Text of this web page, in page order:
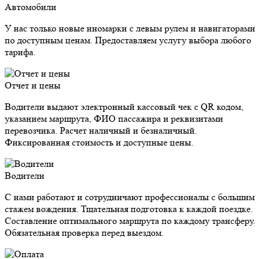
Автомобили
У нас только новые иномарки с левым рулем и навигаторами
по доступным ценам. Предоставляем услугу выбора любого
тарифа.
Отчет и цены
Водители выдают электронный кассовый чек с QR кодом,
указанием маршрута, ФИО пассажира и реквизитами
перевозчика. Расчет наличный и безналичный.
Фиксированная стоимость и доступные цены.
Водители
С нами работают и сотрудничают профессионалы с большим
стажем вождения. Тщательная подготовка к каждой поездке.
Составление оптимального маршрута по каждому трансферу.
Обязательная проверка перед выездом.